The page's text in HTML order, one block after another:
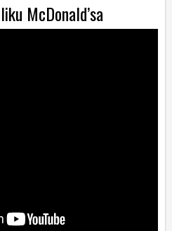
McDonald’sa